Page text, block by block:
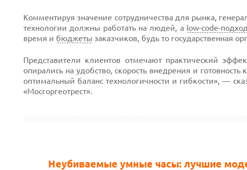
Комментируя значение сотрудничества для рынка,
технологии должны работать на людей, а low-code-подход
время и бюджеты заказчиков, будь то государственная
Представители клиентов отмечают практический
опирались на удобство, скорость внедрения и
оптимальный баланс технологичности и гибкости», —
«Мосгоргеотрест».
Неубиваемые умные часы: лучшие